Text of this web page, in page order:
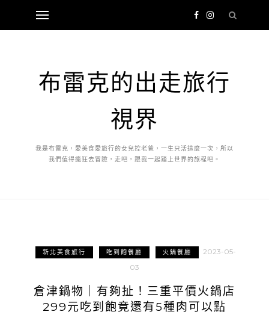
布雷克的出走旅行
視界
我是布雷克，愛美食愛旅行的女兒控老爸，一生只活這麼一次，所以
我們值得瘋狂去冒險，走吧，跟我一起踏上世界的旅程吧。
新北美食旅行 吃到飽餐廳 火鍋餐廳
2023-05-
03
倉津鍋物｜有夠扯！三重平價火鍋店
299元吃到飽竟還有5種肉可以點